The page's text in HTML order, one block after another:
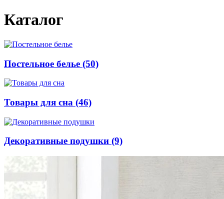
Каталог
Постельное белье (50)
Товары для сна (46)
Декоративные подушки (9)